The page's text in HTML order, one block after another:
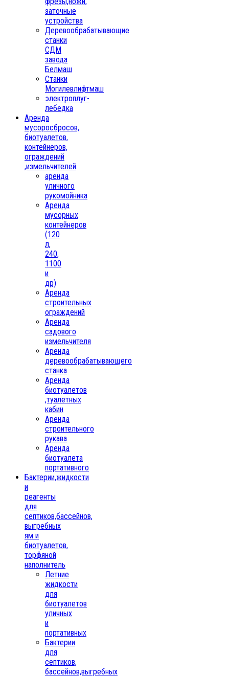
заточные
устройства
Деревообрабатывающие
станки
СДМ
завода
Белмаш
Станки
Могилевлифтмаш
электроплуг-
лебедка
Аренда
мусоросбросов,
биотуалетов,
контейнеров,
ограждений
,измельчителей
аренда
уличного
рукомойника
Аренда
мусорных
контейнеров
(120
л,
240,
1100
и
др)
Аренда
строительных
ограждений
Аренда
садового
измельчителя
Аренда
деревообрабатывающего
станка
Аренда
биотуалетов
,туалетных
кабин
Аренда
строительного
рукава
Аренда
биотуалета
портативного
Бактерии,жидкости
и
реагенты
для
септиков,бассейнов,
выгребных
ям и
биотуалетов,
торфяной
наполнитель
Летние
жидкости
для
биотуалетов
уличных
и
портативных
Бактерии
для
септиков,
бассейнов,выгребных